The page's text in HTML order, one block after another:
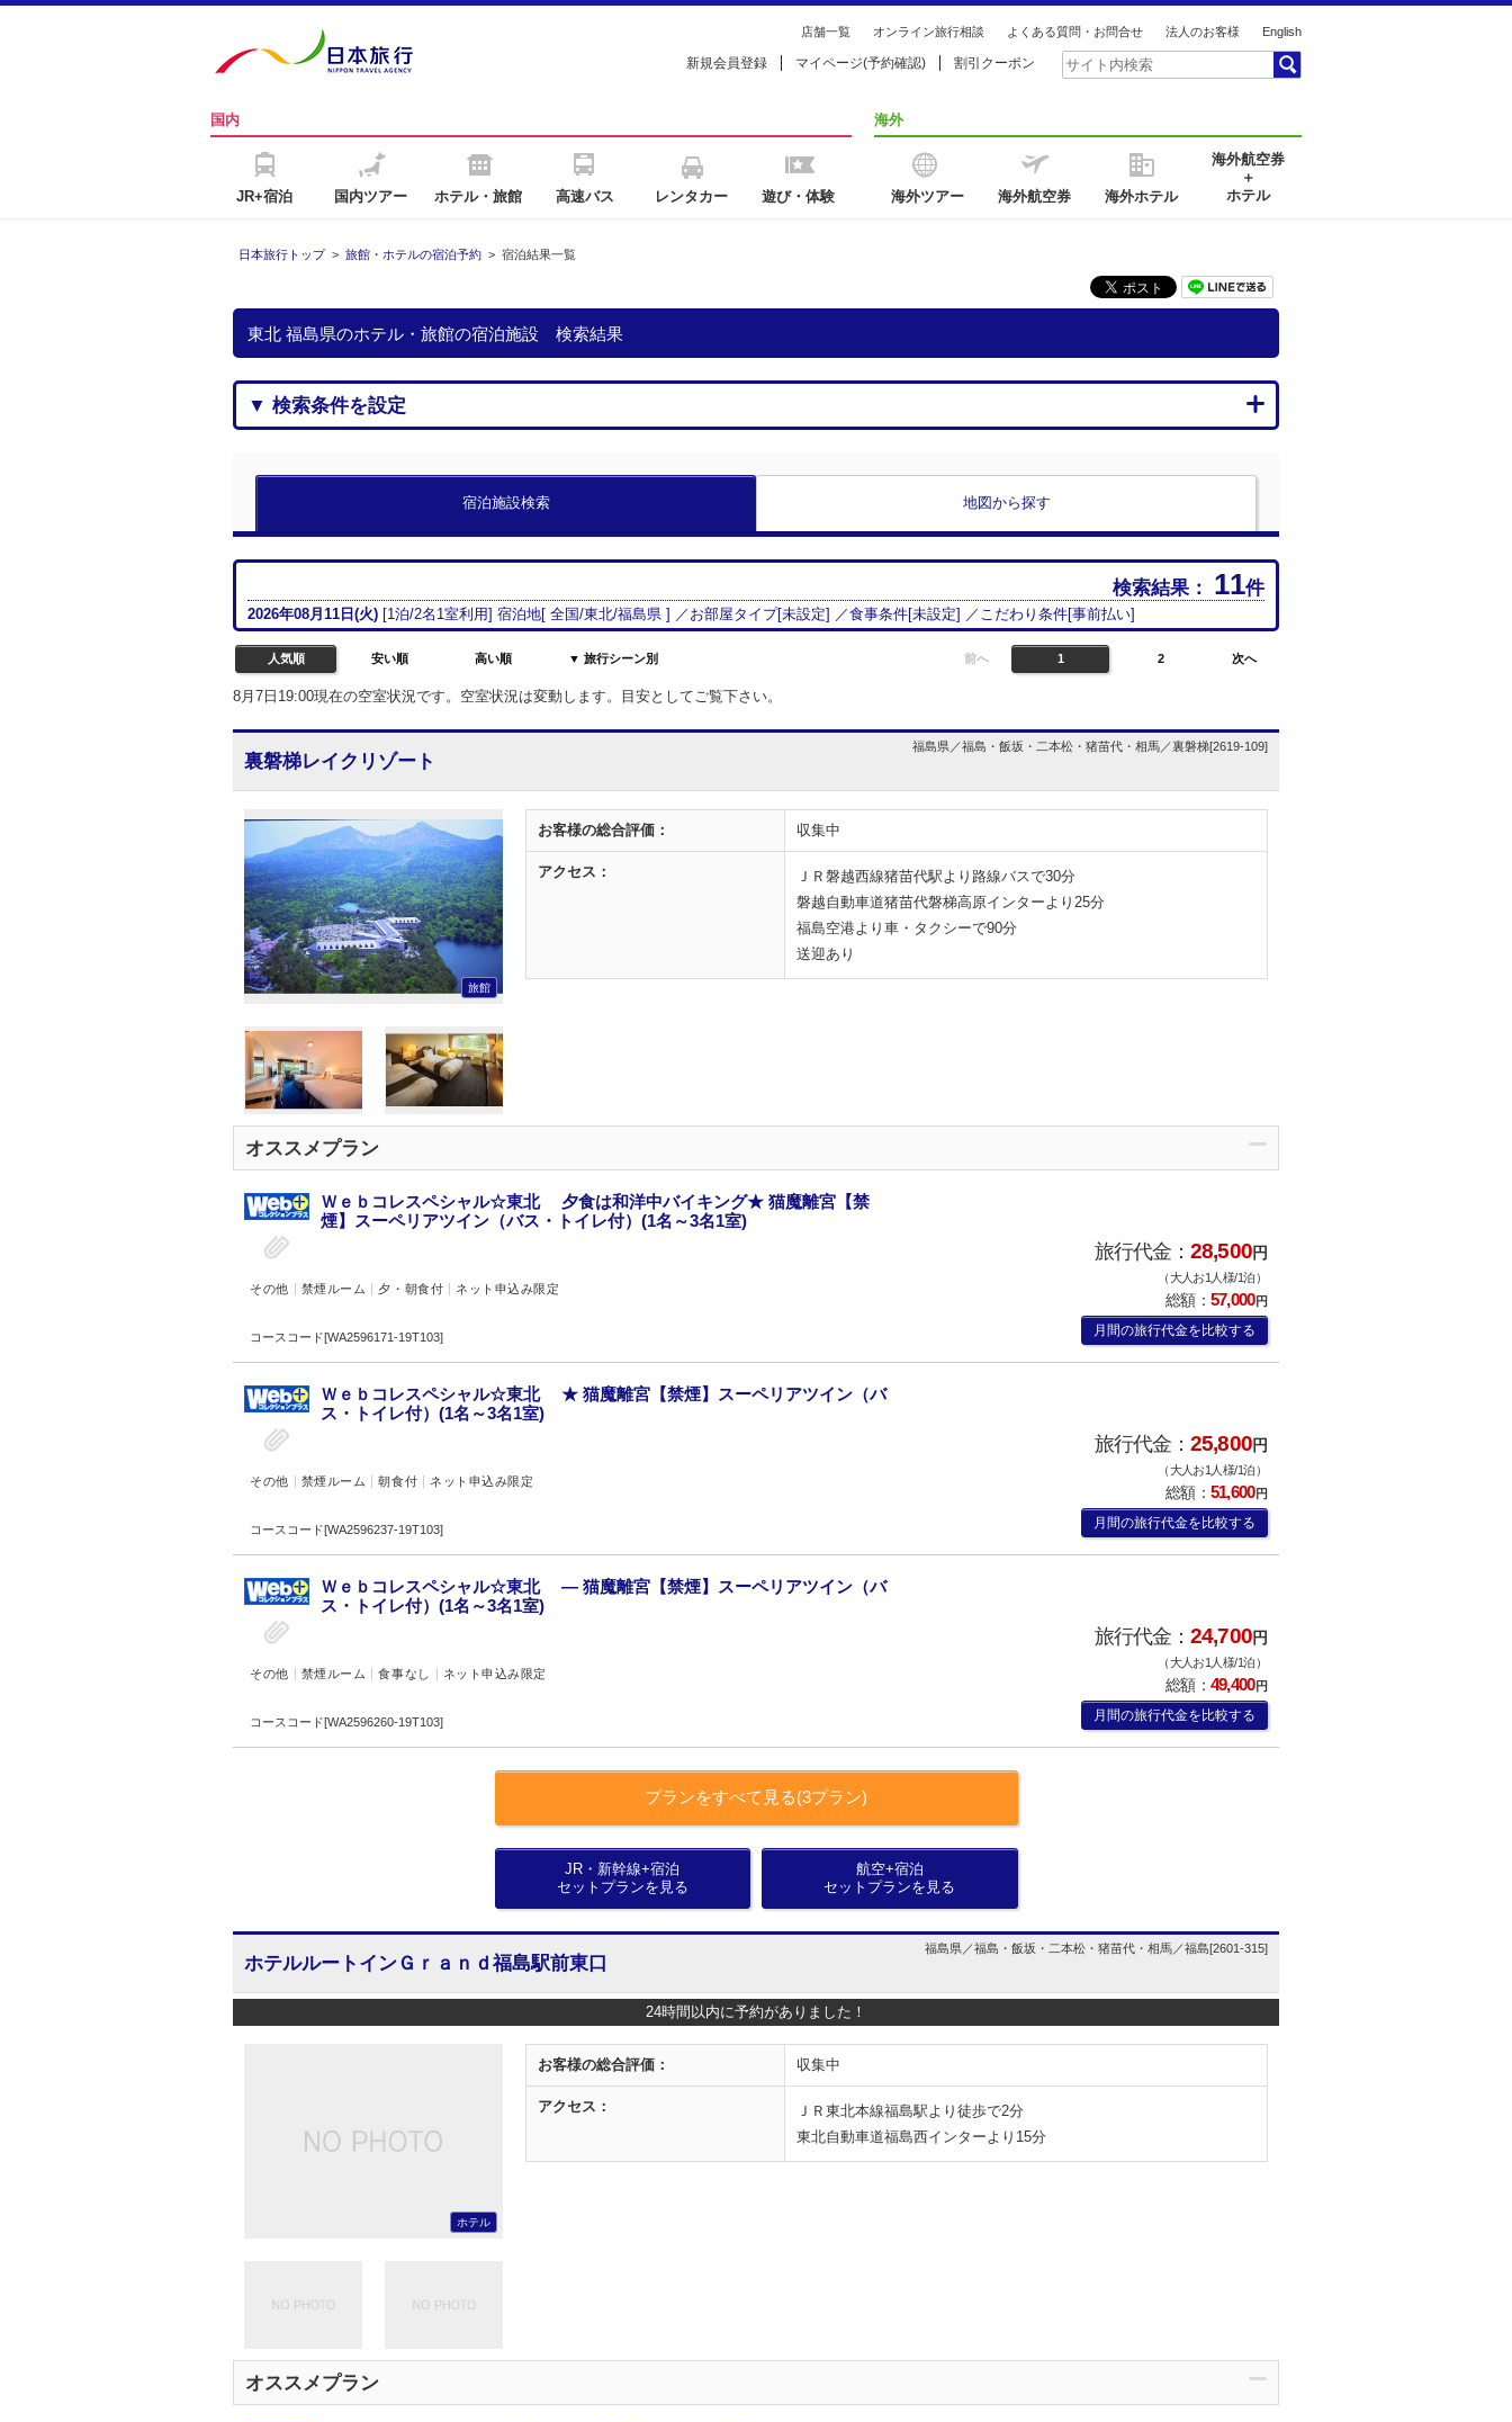
店舗一覧 オンライン旅行相談 よくある質問・お問合せ 法人のお客様 English
新規会員登録 マイページ(予約確認) 割引クーポン
国内
JR+宿泊 国内ツアー ホテル・旅館 高速バス レンタカー 遊び・体験
海外
海外ツアー 海外航空券 海外ホテル
海外航空券
＋
ホテル
日本旅行トップ > 旅館・ホテルの宿泊予約 > 宿泊結果一覧
東北 福島県のホテル・旅館の宿泊施設 検索結果
▼ 検索条件を設定
宿泊施設検索 地図から探す
検索結果： 11件
2026年08月 11日(火) [1泊/2名 1室利用] 宿泊地[ 全国/東北/福島県 ] ／お部屋タイプ[未設定] ／食事条件[未設定] ／こだわり条件[事前払い]
人気順 安い順 高い順 ▼ 旅行シーン別 前へ 1 2 次へ
8月7日19:00現在の空室状況です。空室状況は変動します。目安としてご覧下さい。
裏磐梯レイクリゾート
福島県／福島・飯坂・二本松・猪苗代・相馬／裏磐梯[2619-109]
旅館
お客様の総合評価： 収集中
アクセス：
ＪＲ磐越西線猪苗代駅より路線バスで30分
磐越自動車道猪苗代磐梯高原インターより25分
福島空港より車・タクシーで90分
送迎あり
オススメプラン
Ｗｅｂコレスペシャル☆東北 夕食は和洋中バイキング★ 猫魔離宮【禁
煙】スーペリアツイン（バス・トイレ付）(1名～3名1室)
その他 禁煙ルーム 夕・朝食付 ネット申込み限定
旅行代金：28,500円
（大人お1人様/1泊）
総額： 57,000円
コースコード[WA2596171-19T103] 月間の旅行代金を比較する
Ｗｅｂコレスペシャル☆東北 ★ 猫魔離宮【禁煙】スーペリアツイン（バ
ス・トイレ付）(1名～3名1室)
その他 禁煙ルーム 朝食付 ネット申込み限定
旅行代金：25,800円
（大人お1人様/1泊）
総額： 51,600円
コースコード[WA2596237-19T103] 月間の旅行代金を比較する
Ｗｅｂコレスペシャル☆東北 ― 猫魔離宮【禁煙】スーペリアツイン（バ
ス・トイレ付）(1名～3名1室)
その他 禁煙ルーム 食事なし ネット申込み限定
旅行代金：24,700円
（大人お1人様/1泊）
総額： 49,400円
コースコード[WA2596260-19T103] 月間の旅行代金を比較する
プランをすべて見る(3プラン)
JR・新幹線+宿泊
セットプランを見る
航空+宿泊
セットプランを見る
ホテルルートインＧｒａｎｄ福島駅前東口
福島県／福島・飯坂・二本松・猪苗代・相馬／福島[2601-315]
24時間以内に予約がありました！
ホテル
お客様の総合評価： 収集中
アクセス：
ＪＲ東北本線福島駅より徒歩で2分
東北自動車道福島西インターより15分
オススメプラン